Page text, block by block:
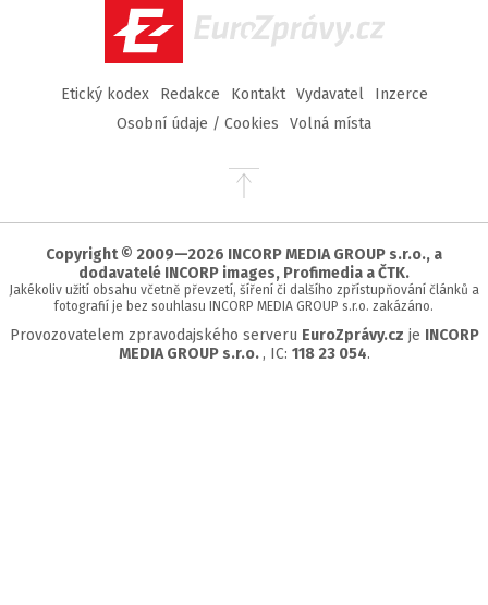
EuroZprávy.cz
Etický kodex Redakce Kontakt Vydavatel
Inzerce
Osobní údaje / Cookies
Volná místa
Přejít
stránky
Copyright © 2009—2026 INCORP MEDIA GROUP s.r.o., a
dodavatelé INCORP images, Profimedia a ČTK.
Jakékoliv užití obsahu včetně převzetí, šíření či dalšího zpřístupňování článků a
fotografií je bez souhlasu INCORP MEDIA GROUP s.r.o. zakázáno.
Provozovatelem zpravodajského serveru EuroZprávy.cz je INCORP
MEDIA GROUP s.r.o., IC: 118 23 054.